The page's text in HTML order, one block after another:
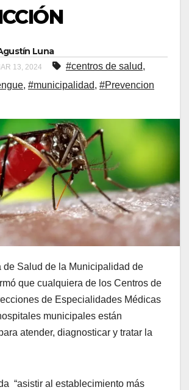
Luna
13, 2024 #centros de salud,
, #municipalidad, #Prevencion
de Salud de la Municipalidad de
que cualquiera de los Centros de
de Especialidades Médicas
municipales están
atender, diagnosticar y tratar la
“asistir al establecimiento más